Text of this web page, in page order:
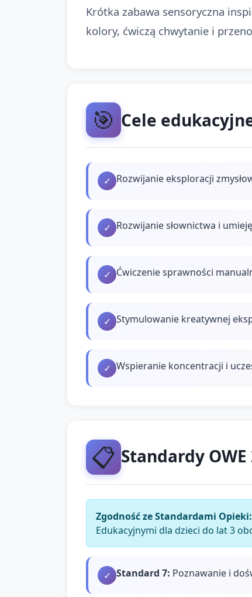
Krótka zabawa sensoryczna
kolory, ćwiczą chwytanie i
🎯 Cele
✓ Rozwijanie eksploracji
✓ Rozwijanie słownictwa i
✓ Ćwiczenie sprawności
✓ Stymulowanie kreatywnej
✓ Wspieranie koncentracji i
📋 Standardy OWE
Zgodność ze Standardami Opieki:
Edukacyjnymi dla dzieci do lat 3
✓ Standard 7: Poznawanie i